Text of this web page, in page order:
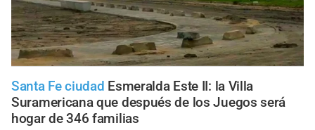
Santa Fe ciudad Esmeralda Este II: la Villa
Suramericana que después de los Juegos será
hogar de 346 familias